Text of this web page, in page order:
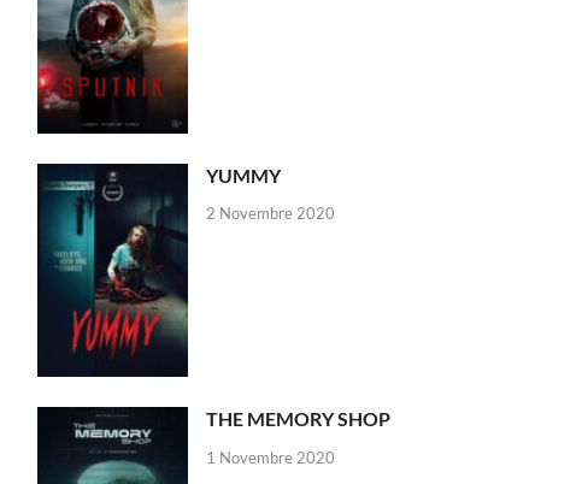
YUMMY
2 Novembre 2020
THE MEMORY SHOP
1 Novembre 2020